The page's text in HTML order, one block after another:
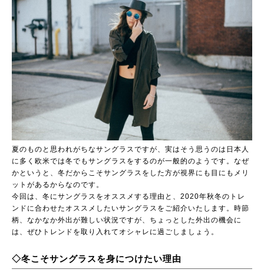
夏のものと思われがちなサングラスですが、実はそう思うのは日本人
に多く欧米では冬でもサングラスをするのが一般的のようです。なぜ
かというと、冬だからこそサングラスをした方が視界にも目にもメリ
ットがあるからなのです。
今回は、冬にサングラスをオススメする理由と、2020年秋冬のトレ
ンドに合わせたオススメしたいサングラスをご紹介いたします。時節
柄、なかなか外出が難しい状況ですが、ちょっとした外出の機会に
は、ぜひトレンドを取り入れてオシャレに過ごしましょう。
◇冬こそサングラスを身につけたい理由